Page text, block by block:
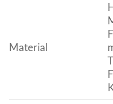
Material